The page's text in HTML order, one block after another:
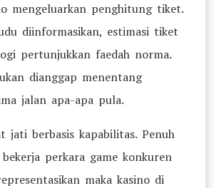
mengeluarkan penghitung tiket.
diinformasikan, estimasi tiket
pertunjukkan faedah norma.
dianggap menentang
jalan apa-apa pula.
jati berbasis kapabilitas. Penuh
perkara game konkuren
maka kasino di